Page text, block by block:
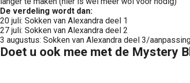
De verdeling wordt dan:
20 juli: Sokken van Alexandra deel 1
27 juli: Sokken van Alexandra deel 2
3 augustus: Sokken van Alexandra deel 3/
Doet u ook mee met de Mystery